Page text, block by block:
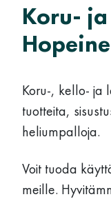
Koru-
Koru-, kello- ja
tuotteita,
heliumpalloja.
Voit tuoda
meille.